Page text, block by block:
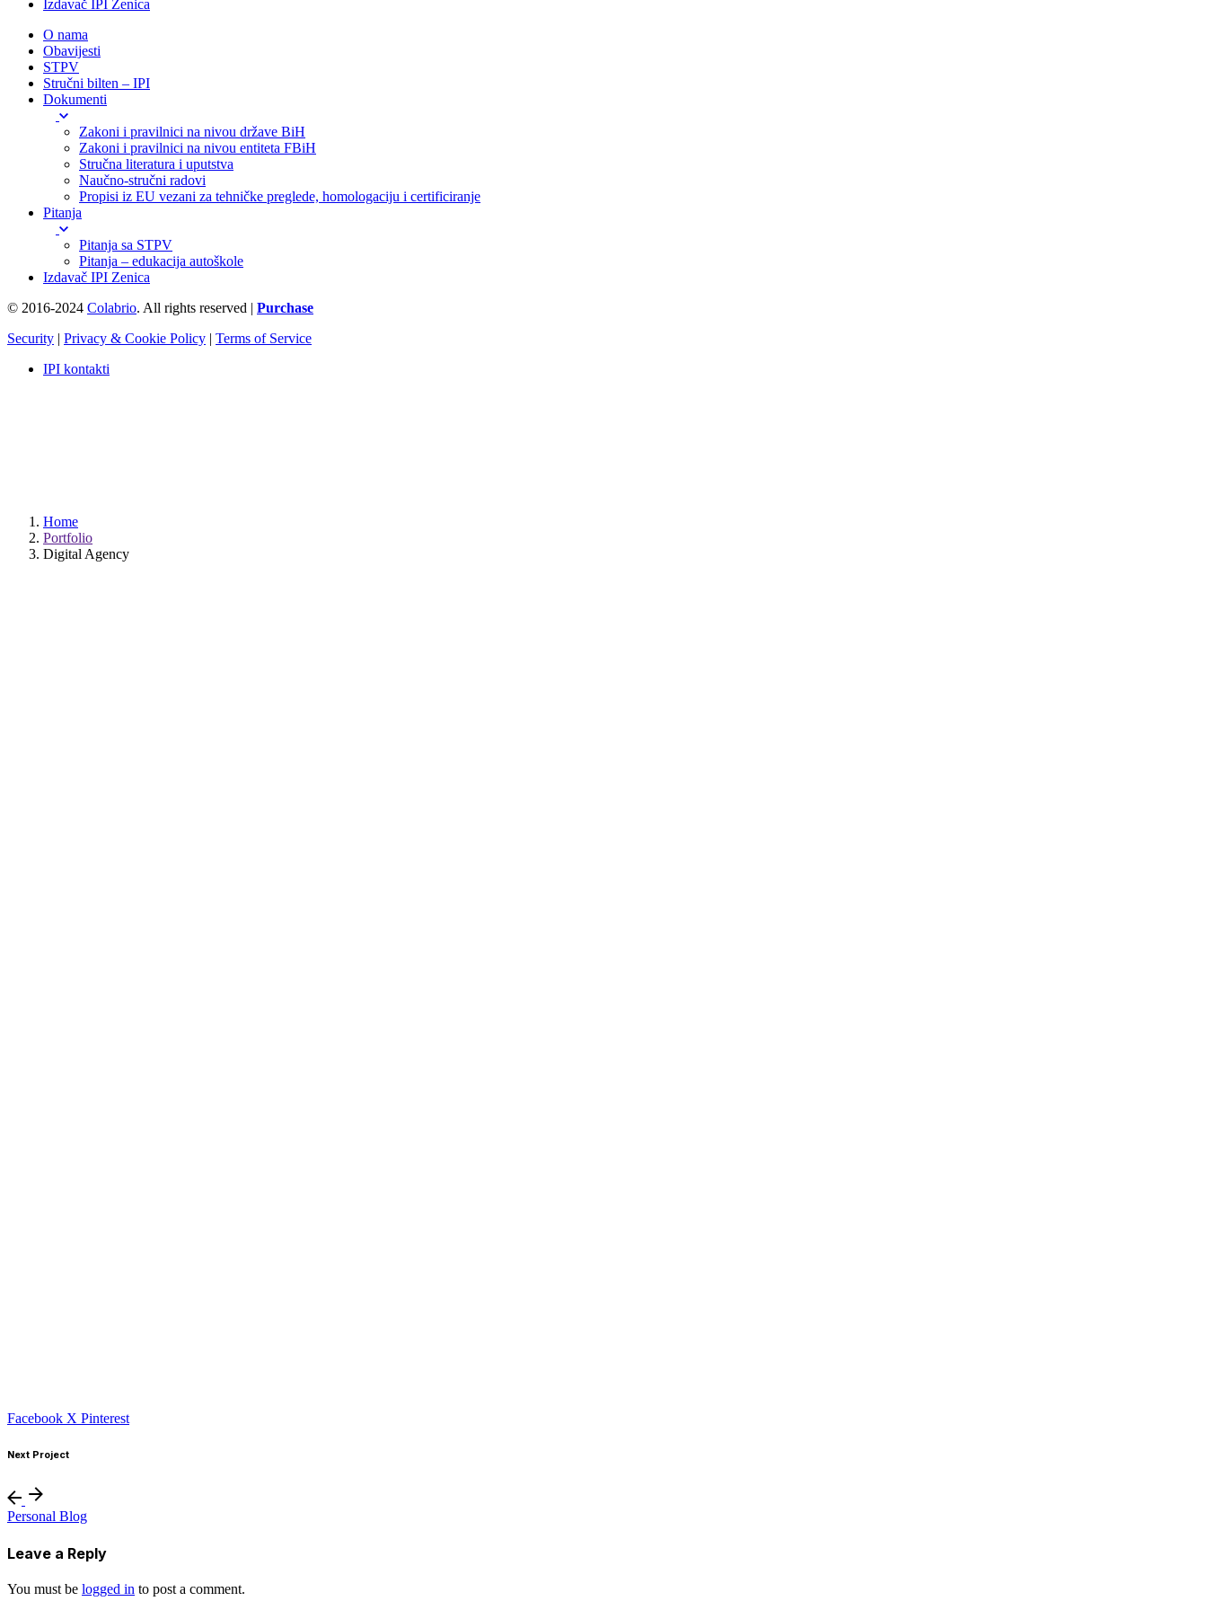
Izdavač IPI Zenica
O nama
Obavijesti
STPV
Stručni bilten – IPI
Dokumenti
Zakoni i pravilnici na nivou države BiH
Zakoni i pravilnici na nivou entiteta FBiH
Stručna literatura i uputstva
Naučno-stručni radovi
Propisi iz EU vezani za tehničke preglede, homologaciju i certificiranje
Pitanja
Pitanja sa STPV
Pitanja – edukacija autoškole
Izdavač IPI Zenica
© 2016-2024 Colabrio. All rights reserved | Purchase
Security | Privacy & Cookie Policy | Terms of Service
IPI kontakti
Home
Portfolio
Digital Agency
Facebook X Pinterest
Next Project
Personal Blog
Leave a Reply
You must be logged in to post a comment.